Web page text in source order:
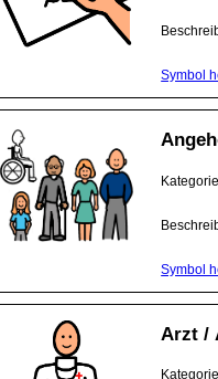
Symbol
Symbol
Arzt /